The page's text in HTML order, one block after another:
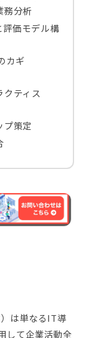
務分析
評価モデル構
カギ
ティス
プ策定
は単なるIT導
して企業活動全